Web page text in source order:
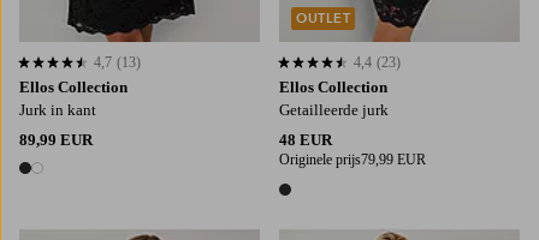
Ellos Collection
Jurk in kant
89,99 EUR
2 kleuren
4,7 op basis van 13 beoordelingen
4,7 (13)
Ellos Collection
Getailleerde jurk
48 EUR
Originele prijs79,99 EUR
1 kleur
4,4 op basis van 23 beoordelingen
4,4 (23)
OUTLET